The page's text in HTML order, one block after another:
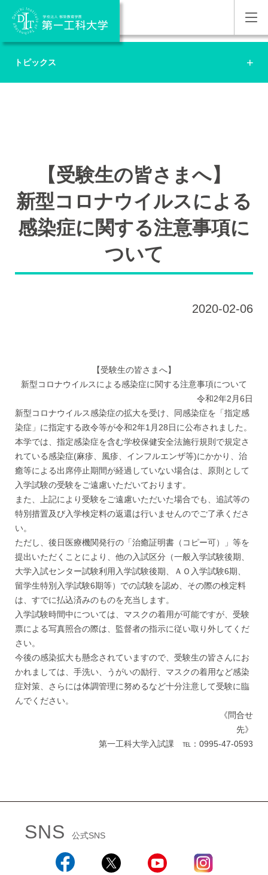
トピックス
【受験生の皆さまへ】
新型コロナウイルスによる
感染症に関する注意事項に
ついて
2020-02-06
【受験生の皆さまへ】
新型コロナウイルスによる感染症に関する注意事項について
令和2年2月6日
新型コロナウイルス感染症の拡大を受け、同感染症を「指定感
染症」に指定する政令等が令和2年1月28日に公布されました。
本学では、指定感染症を含む学校保健安全法施行規則で規定さ
れている感染症(麻疹、風疹、インフルエンザ等)にかかり、治
癒等による出席停止期間が経過していない場合は、原則として
入学試験の受験をご遠慮いただいております。
また、上記により受験をご遠慮いただいた場合でも、追試等の
特別措置及び入学検定料の返還は行いませんのでご了承くださ
い。
ただし、後日医療機関発行の「治癒証明書（コピー可）」等を
提出いただくことにより、他の入試区分（一般入学試験後期、
大学入試センター試験利用入学試験後期、ＡＯ入学試験6期、
留学生特別入学試験6期等）での試験を認め、その際の検定料
は、すでに払込済みのものを充当します。
入学試験時間中については、マスクの着用が可能ですが、受験
票による写真照合の際は、監督者の指示に従い取り外してくだ
さい。
今後の感染拡大も懸念されていますので、受験生の皆さんにお
かれましては、手洗い、うがいの励行、マスクの着用など感染
症対策、さらには体調管理に努めるなど十分注意して受験に臨
んでください。
《問合せ
先》
第一工科大学入試課 ℡：0995-47-0593
SNS 公式SNS